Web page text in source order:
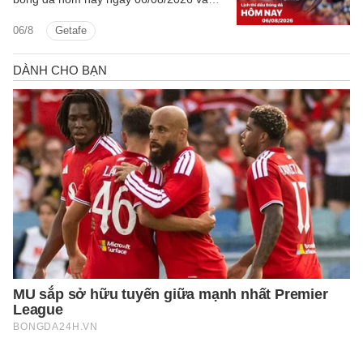
06/8 Getafe
tiếp.